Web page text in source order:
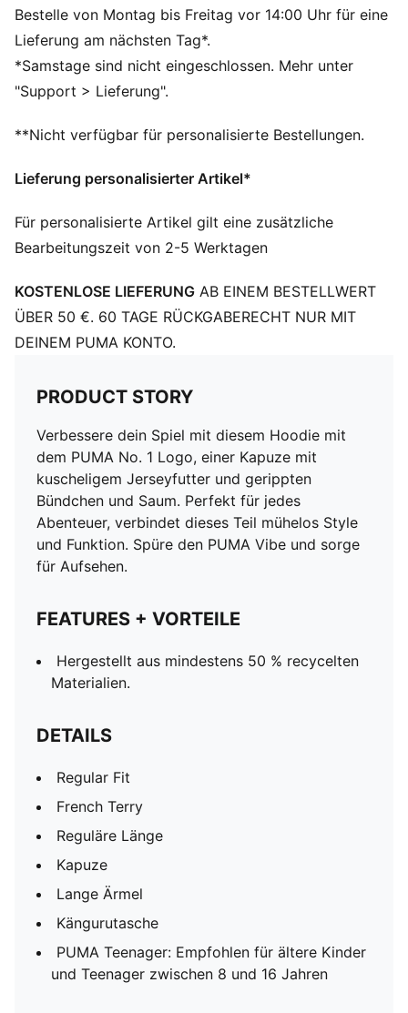
Regular Fit
French Terry
Reguläre Länge
Kapuze
Lange Ärmel
PUMA Teenager: Empfohlen für ältere Kinder und
Bestelle von Montag bis Freitag vor 14:00 Uhr für eine
Lieferung am nächsten Tag*.
*Samstage sind nicht eingeschlossen. Mehr unter
"Support > Lieferung".
**Nicht verfügbar für personalisierte Bestellungen.
Lieferung personalisierter Artikel*
Für personalisierte Artikel gilt eine zusätzliche
Bearbeitungszeit von 2-5 Werktagen
KOSTENLOSE LIEFERUNG AB EINEM BESTELLWERT
ÜBER 50 €. 60 TAGE RÜCKGABERECHT NUR MIT
DEINEM PUMA KONTO.
PRODUCT STORY
Verbessere dein Spiel mit diesem Hoodie mit
dem PUMA No. 1 Logo, einer Kapuze mit
kuscheligem Jerseyfutter und gerippten
Bündchen und Saum. Perfekt für jedes
Abenteuer, verbindet dieses Teil mühelos Style
und Funktion. Spüre den PUMA Vibe und sorge
für Aufsehen.
FEATURES + VORTEILE
Hergestellt aus mindestens 50 % recycelten
Materialien.
DETAILS
Regular Fit
French Terry
Reguläre Länge
Kapuze
Lange Ärmel
Kängurutasche
PUMA Teenager: Empfohlen für ältere Kinder
und Teenager zwischen 8 und 16 Jahren